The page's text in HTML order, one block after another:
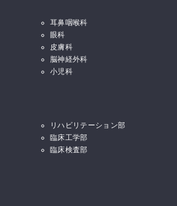
耳鼻咽喉科
眼科
皮膚科
脳神経外科
小児科
リハビリテーション部
臨床工学部
臨床検査部